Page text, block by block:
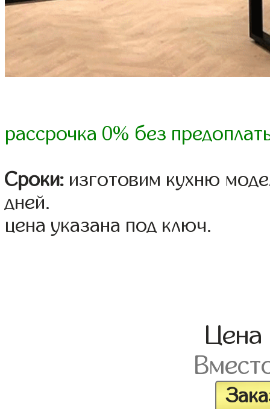
рассрочка 0% без
Сроки: изготовим кухню
дней.
цена указана под ключ.
Цена